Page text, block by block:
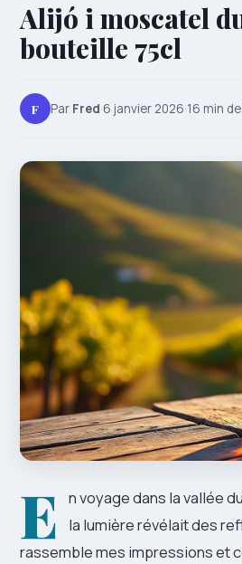
Alijó i moscatel
bouteille 75cl
F Par Fred·6 janvier 2026·16 min
E n voyage dans la vallée du
la lumière révélait des
rassemble mes impressions et